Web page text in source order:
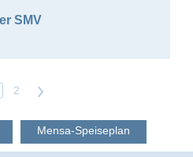
SMV
2 >
Mensa-Speiseplan